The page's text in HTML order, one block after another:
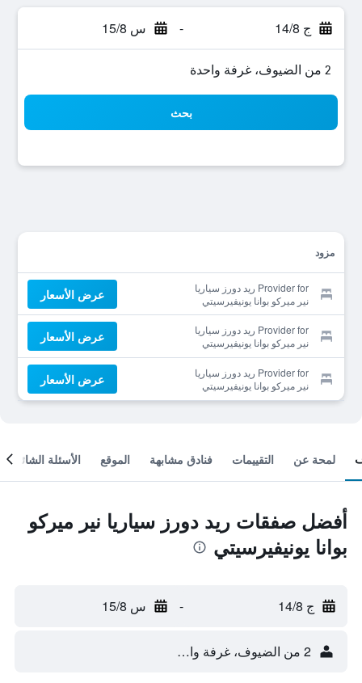
ج 14/8 - س 15/8
2 من الضيوف، غرفة واحدة
بحث
مزود
Provider for ريد دورز سياريا
نير ميركو بوانا يونيفيرسيتي
عرض الأسعار
Provider for ريد دورز سياريا
نير ميركو بوانا يونيفيرسيتي
عرض الأسعار
Provider for ريد دورز سياريا
نير ميركو بوانا يونيفيرسيتي
عرض الأسعار
لمحة عن التقييمات فنادق مشابهة الموقع الأسئلة الشائعة
أفضل صفقات ريد دورز سياريا نير ميركو
بوانا يونيفيرسيتي
ج 14/8 - س 15/8
2 من الضيوف، غرفة واحدة